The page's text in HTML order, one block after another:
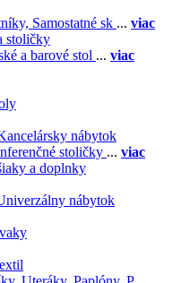
Samostatné sk ... viac
stoličky
a barové stol ... viac
nábytok
stoličky ... viac
a doplnky
nábytok